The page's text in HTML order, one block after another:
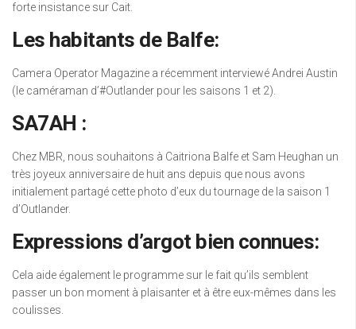
forte insistance sur Cait.
Les habitants de Balfe:
Camera Operator Magazine a récemment interviewé Andrei Austin
(le caméraman d’#Outlander pour les saisons 1 et 2).
SA7AH :
Chez MBR, nous souhaitons à Caitriona Balfe et Sam Heughan un
très joyeux anniversaire de huit ans depuis que nous avons
initialement partagé cette photo d’eux du tournage de la saison 1
d’Outlander.
Expressions d’argot bien connues:
Cela aide également le programme sur le fait qu’ils semblent
passer un bon moment à plaisanter et à être eux-mêmes dans les
coulisses.